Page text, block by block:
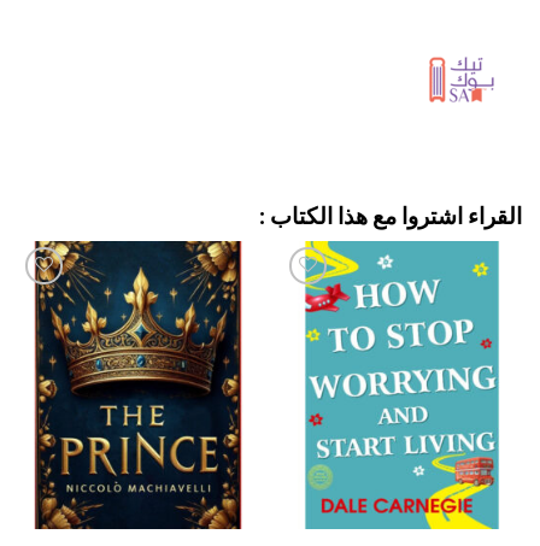
القراء اشتروا مع هذا الكتاب :
إضافة
إلى
قائمة
إضافة
إلى
قائمة
الرغبات